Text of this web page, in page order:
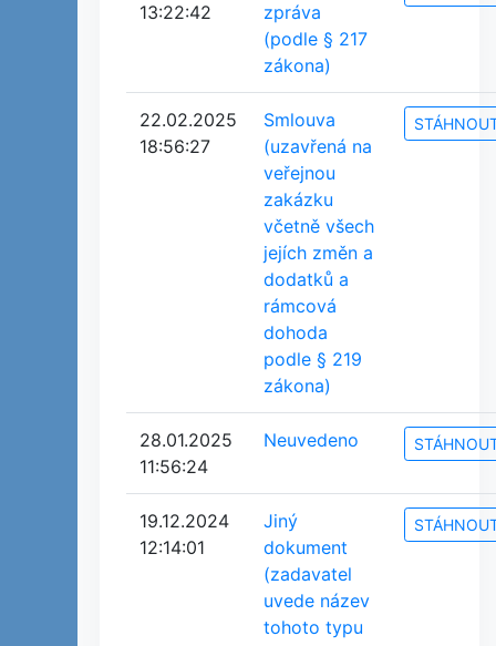
13:22:42
zpráva
(podle § 217
zákona)
22.02.2025
18:56:27
Smlouva
(uzavřená na
veřejnou
zakázku
včetně všech
jejích změn a
dodatků a
rámcová
dohoda
podle § 219
zákona)
28.01.2025
11:56:24
Neuvedeno
19.12.2024
12:14:01
Jiný
dokument
(zadavatel
uvede název
tohoto typu